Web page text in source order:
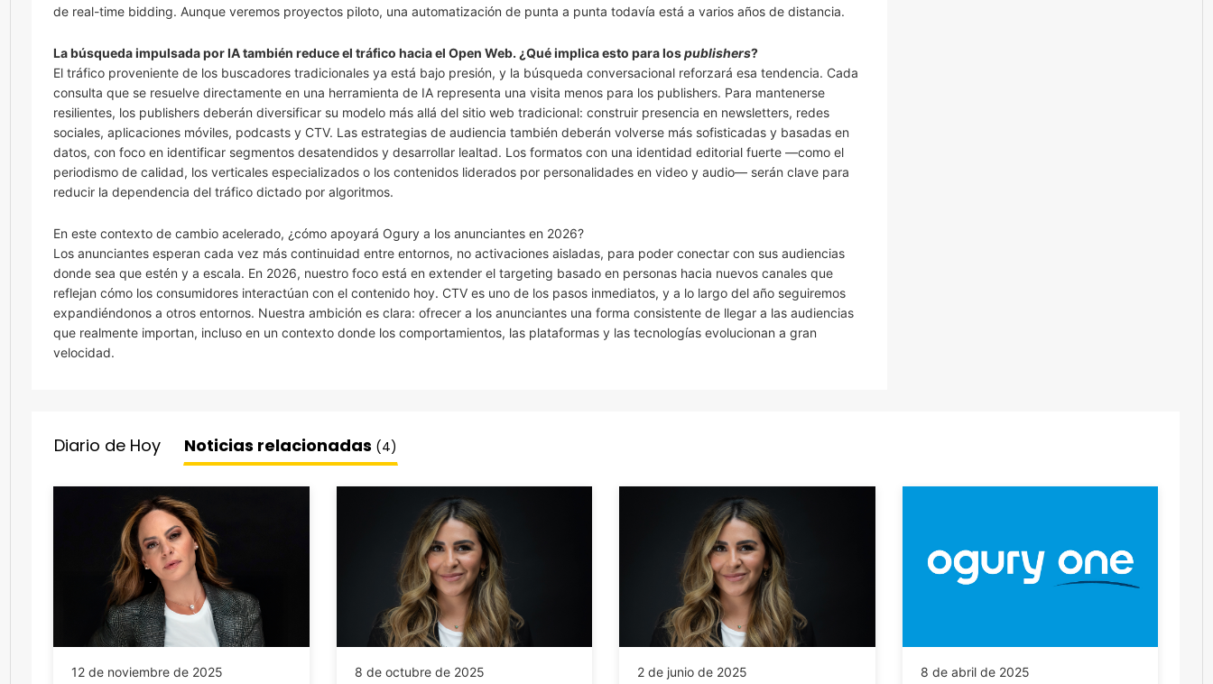
de real-time bidding. Aunque veremos proyectos piloto, una automatización de punta a punta todavía está a varios años de distancia.
La búsqueda impulsada por IA también reduce el tráfico hacia el Open Web. ¿Qué implica esto para lospublishers?
El tráfico proveniente de los buscadores tradicionales ya está bajo presión, y la búsqueda conversacional reforzará esa tendencia. Cada
consulta que se resuelve directamente en una herramienta de IA representa una visita menos para los publishers. Para mantenerse
resilientes, los publishers deberán diversificar su modelo más allá del sitio web tradicional: construir presencia en newsletters, redes
sociales, aplicaciones móviles, podcasts y CTV. Las estrategias de audiencia también deberán volverse más sofisticadas y basadas en
datos, con foco en identificar segmentos desatendidos y desarrollar lealtad. Los formatos con una identidad editorial fuerte —como el
periodismo de calidad, los verticales especializados o los contenidos liderados por personalidades en video y audio— serán clave para
reducir la dependencia del tráfico dictado por algoritmos.
En este contexto de cambio acelerado, ¿cómo apoyará Ogury a los anunciantes en 2026?
Los anunciantes esperan cada vez más continuidad entre entornos, no activaciones aisladas, para poder conectar con sus audiencias
donde sea que estén y a escala. En 2026, nuestro foco está en extender el targeting basado en personas hacia nuevos canales que
reflejan cómo los consumidores interactúan con el contenido hoy. CTV es uno de los pasos inmediatos, y a lo largo del año seguiremos
expandiéndonos a otros entornos. Nuestra ambición es clara: ofrecer a los anunciantes una forma consistente de llegar a las audiencias
que realmente importan, incluso en un contexto donde los comportamientos, las plataformas y las tecnologías evolucionan a gran
velocidad.
Diario de Hoy Noticias relacionadas (4)
12 de noviembre de 2025 8 de octubre de 2025 2 de junio de 2025 8 de abril de 2025